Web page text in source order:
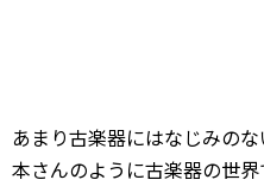
あまり古楽器にはなじみの
本さんのように古楽器の世